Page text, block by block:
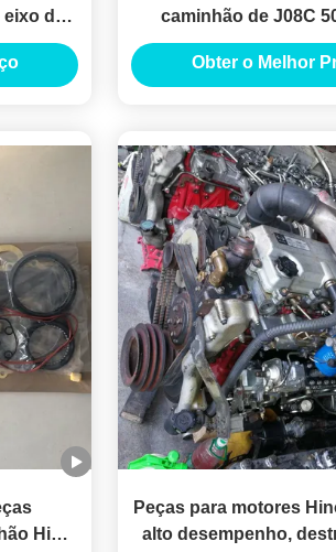
de
caminhão de J08C
volante 13450-2830
J08C Volantes
Obter o Melhor
Hino
Peças para motores
alto desempenho,